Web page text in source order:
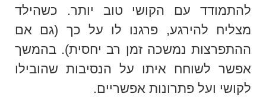
להתמודד עם הקושי טוב יותר. כשהילד
מצליח להירגע, פרגנו לו על כך (גם אם
ההתפרצות נמשכה זמן רב יחסית). בהמשך
אפשר לשוחח איתו על הנסיבות שהובילו
לקושי ועל פתרונות אפשריים.